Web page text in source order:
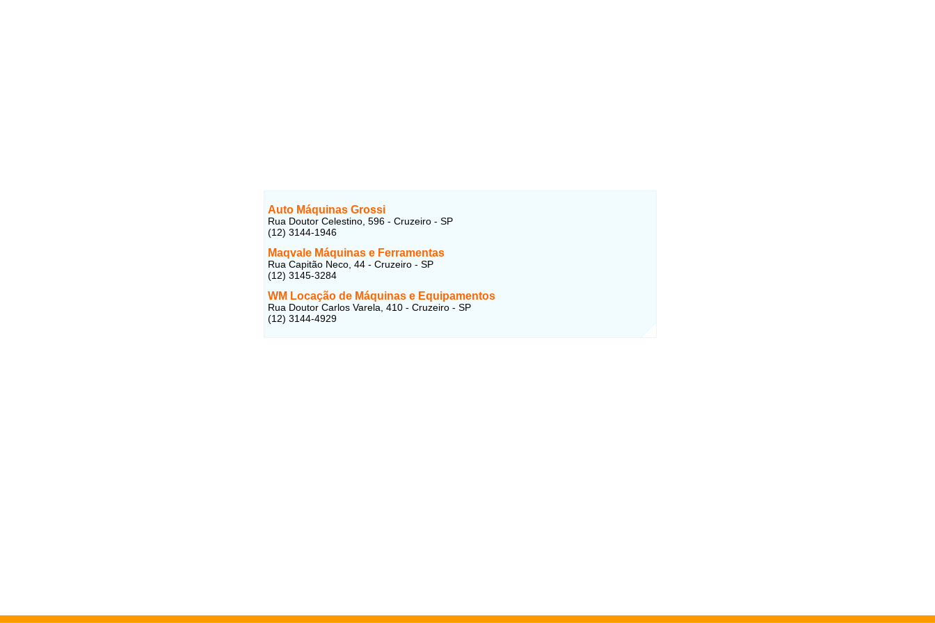
Auto Máquinas Grossi
Rua Doutor Celestino, 596 - Cruzeiro - SP
(12) 3144-1946
Maqvale Máquinas e Ferramentas
Rua Capitão Neco, 44 - Cruzeiro - SP
(12) 3145-3284
WM Locação de Máquinas e Equipamentos
Rua Doutor Carlos Varela, 410 - Cruzeiro - SP
(12) 3144-4929